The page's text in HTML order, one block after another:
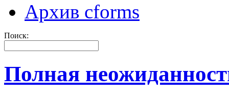
Архив cforms
Поиск:
Полная